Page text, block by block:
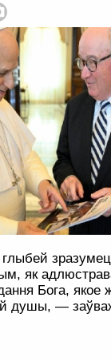
як
Бога, якое
душы, —